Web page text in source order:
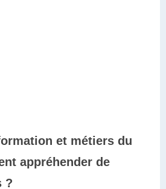
et métiers du
appréhender de
?